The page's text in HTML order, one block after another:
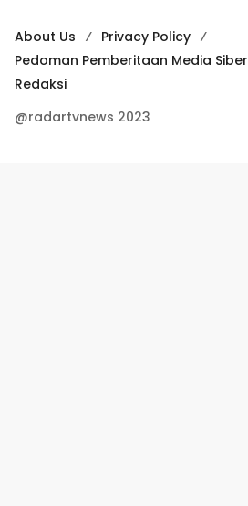
About Us
Privacy Policy
Pedoman Pemberitaan Media Siber
Redaksi
@radartvnews 2023